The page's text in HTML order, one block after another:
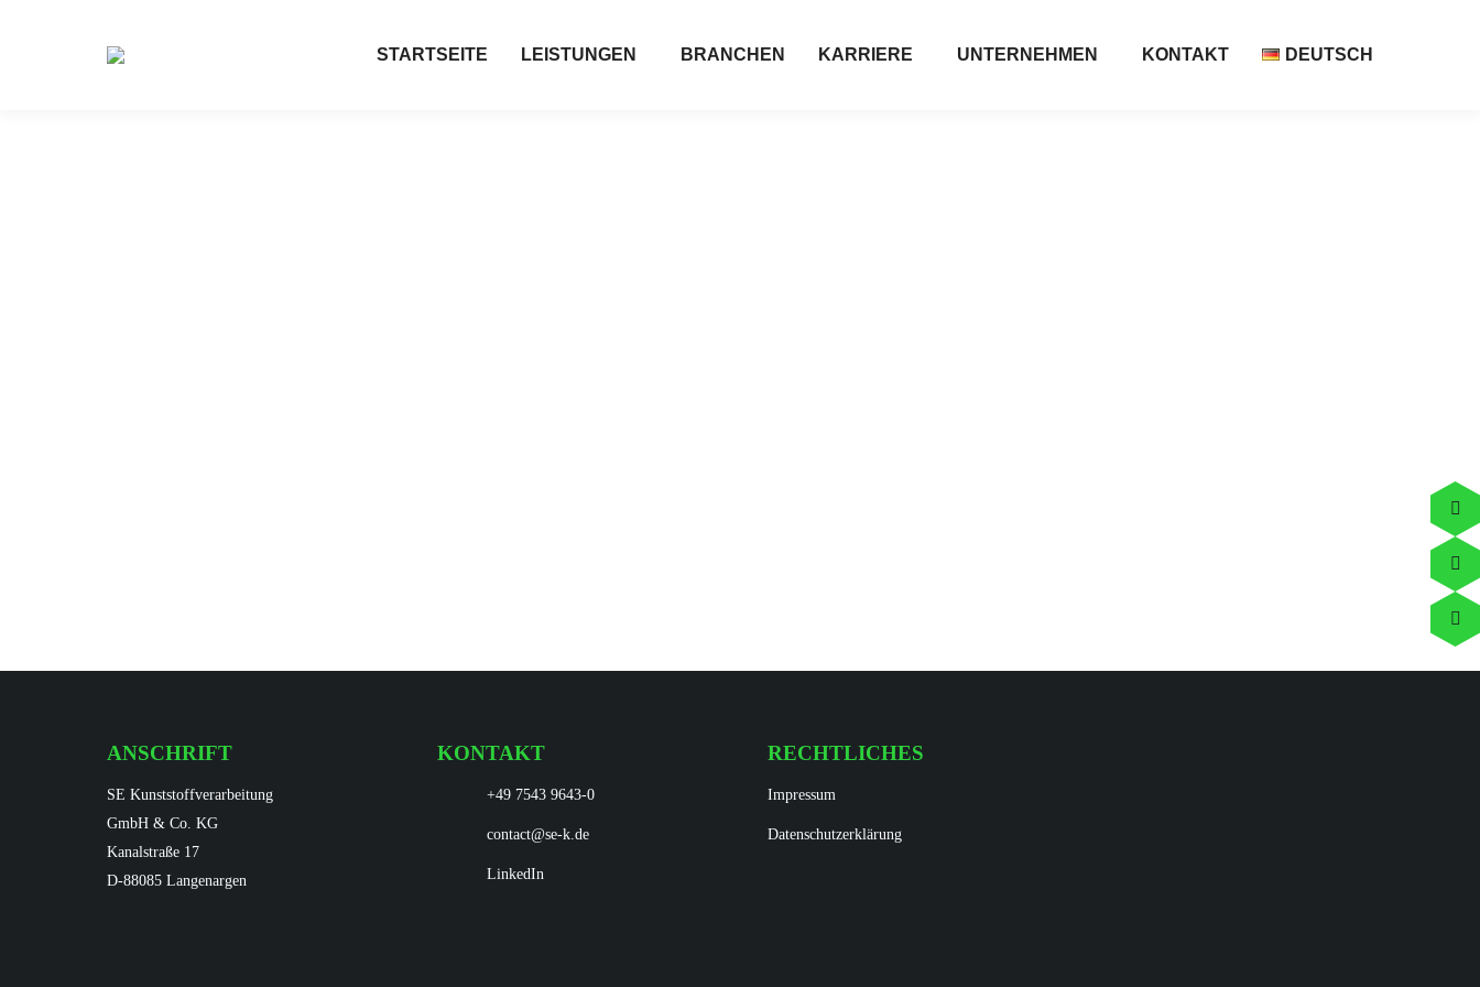
STARTSEITE LEISTUNGEN BRANCHEN KARRIERE UNTERNEHMEN KONTAKT DEUTSCH
ANSCHRIFT
SE Kunststoffverarbeitung
GmbH & Co. KG
Kanalstraße 17
D-88085 Langenargen
KONTAKT
+49 7543 9643-0
contact@se-k.de
LinkedIn
RECHTLICHES
Impressum
Datenschutzerklärung